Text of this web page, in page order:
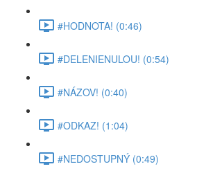
#HODNOTA! (0:46)
#DELENIENULOU! (0:54)
#NÁZOV! (0:40)
#ODKAZ! (1:04)
#NEDOSTUPNÝ (0:49)